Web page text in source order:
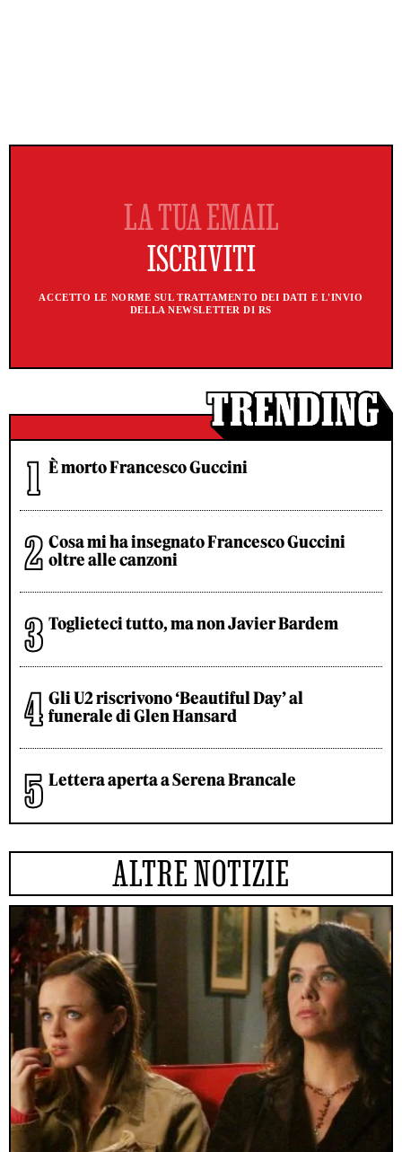
ACCETTO LE NORME SUL TRATTAMENTO DEI DATI E L'INVIO
DELLA NEWSLETTER DI RS
È morto Francesco Guccini
Cosa mi ha insegnato Francesco Guccini
oltre alle canzoni
Toglieteci tutto, ma non Javier Bardem
Gli U2 riscrivono ‘Beautiful Day’ al
funerale di Glen Hansard
Lettera aperta a Serena Brancale
ALTRE NOTIZIE